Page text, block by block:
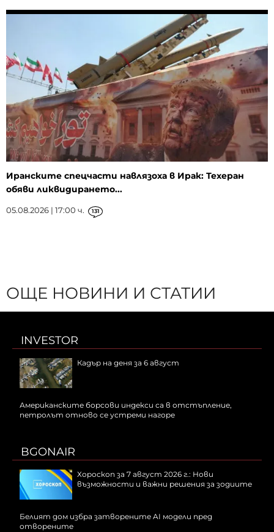
Иранските спецчасти навлязоха в Ирак: Техеран
обяви ликвидирането...
05.08.2026 | 17:00 ч. 131
ОЩЕ НОВИНИ И СТАТИИ
INVESTOR
Кадър на деня за 6 август
Американските борсови индекси са в отстъпление,
петролът отново се устреми нагоре
BGONAIR
Хороскоп за 7 август 2026 г.: Нови
възможности и важни решения за зодиите
Белият дом избра затворените AI модели пред
отворените